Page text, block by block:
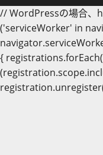
// WordPressの場合、
('serviceWorker' in
{